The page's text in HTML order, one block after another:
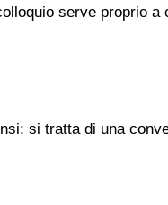
serve proprio a
si tratta di una